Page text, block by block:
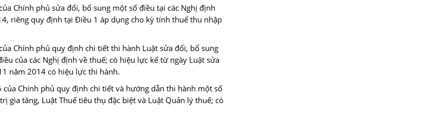
Chính phủ sửa đổi, bổ sung một số điều tại các Nghị định
riêng quy định tại Điều 1 áp dụng cho kỳ tính thuế thu nhập
Chính phủ quy định chi tiết thi hành Luật sửa đổi, bổ sung
của các Nghị định về thuế; có hiệu lực kể từ ngày Luật sửa
năm 2014 có hiệu lực thi hành.
Chính phủ quy định chi tiết và hướng dẫn thi hành một số
gia tăng, Luật Thuế tiêu thụ đặc biệt và Luật Quản lý thuế; có